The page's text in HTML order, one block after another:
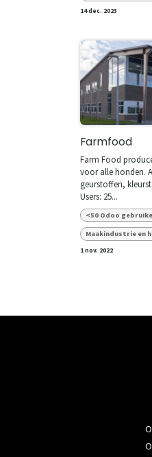
14 dec. 2023
Farmfood
Farm Food
voor alle honden.
geurstoffen,
Users: 25...
<50 Odoo
Maakindustrie en
1 nov. 2022